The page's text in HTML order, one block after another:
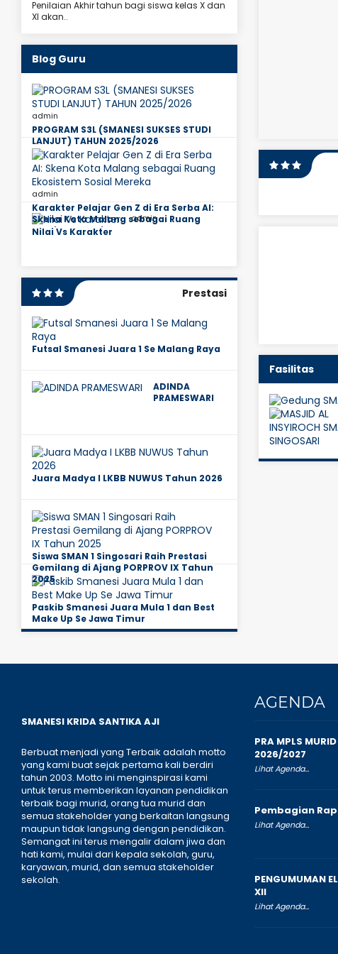
STAT
Fasilitas
Penilaian Akhir tahun bagi siswa kelas X dan
XI akan..
Blog Guru
admin
PROGRAM S3L (SMANESI SUKSES STUDI
LANJUT) TAHUN 2025/2026
admin
Karakter Pelajar Gen Z di Era Serba AI:
Skena Kota Malang sebagai Ruang
Ekosistem Sosial Mereka
admin
Nilai Vs Karakter
Prestasi
Futsal Smanesi Juara 1 Se Malang Raya
ADINDA
PRAMESWARI
Juara Madya I LKBB NUWUS Tahun 2026
Siswa SMAN 1 Singosari Raih Prestasi
Gemilang di Ajang PORPROV IX Tahun
2025
Paskib Smanesi Juara Mula 1 dan Best
Make Up Se Jawa Timur
SMANESI KRIDA SANTIKA AJI
Berbuat menjadi yang Terbaik adalah motto
yang kami buat sejak pertama kali berdiri
tahun 2003. Motto ini menginspirasi kami
untuk terus memberikan layanan pendidikan
terbaik bagi murid, orang tua murid dan
semua stakeholder yang berkaitan langsung
maupun tidak langsung dengan pendidikan.
Semangat ini terus mengalir dalam jiwa dan
hati kami, mulai dari kepala sekolah, guru,
karyawan, murid, dan semua stakeholder
sekolah.
AGENDA
PRA MPLS
2026/2027
Lihat Agenda...
Pembagian
Lihat Agenda...
PENGUMUMAN
XII
Lihat Agenda...